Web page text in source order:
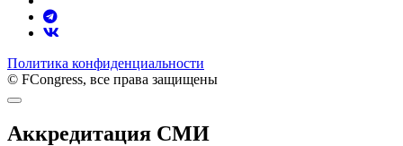
Политика конфиденциальности
© FCongress, все права защищены
Аккредитация СМИ